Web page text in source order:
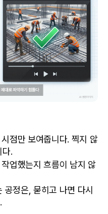
점만 보여줍니다. 찍지 않
다.
업했는지 흐름이 남지 않
정은, 묻히고 나면 다시